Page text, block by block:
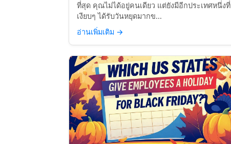
ที่สุด คุณไม่ได้อยู่คนเดียว แต่ยังมีอีกประเทศหนึ่งที่
เงียบๆ ได้รับวันหยุดมากข...
อ่านเพิ่มเติม →